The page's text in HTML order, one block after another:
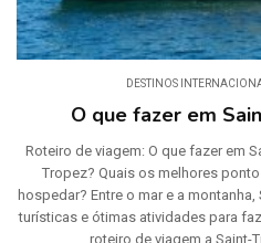
DESTINOS
O que fazer em
Roteiro de viagem: O que fazer em
Tropez? Quais os melhores
hospedar? Entre o mar e a
turísticas e ótimas atividades para
roteiro de viagem a Saint-